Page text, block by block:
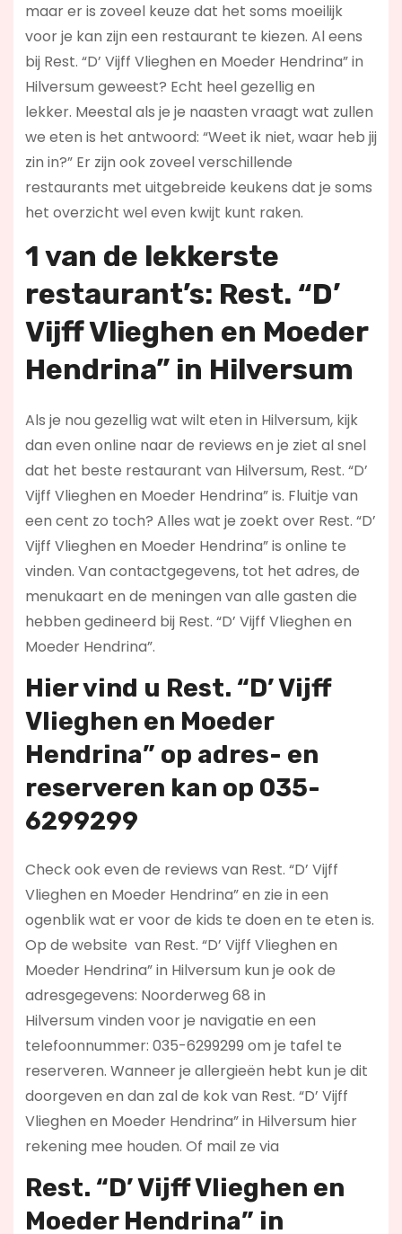
maar er is zoveel keuze dat het soms moeilijk
voor je kan zijn een restaurant te kiezen. Al eens
bij Rest. “D’ Vijff Vlieghen en Moeder Hendrina” in
Hilversum geweest? Echt heel gezellig en
lekker. Meestal als je je naasten vraagt wat zullen
we eten is het antwoord: “Weet ik niet, waar heb jij
zin in?” Er zijn ook zoveel verschillende
restaurants met uitgebreide keukens dat je soms
het overzicht wel even kwijt kunt raken.
1 van de lekkerste
restaurant’s: Rest. “D’
Vijff Vlieghen en Moeder
Hendrina” in Hilversum
Als je nou gezellig wat wilt eten in Hilversum, kijk
dan even online naar de reviews en je ziet al snel
dat het beste restaurant van Hilversum, Rest. “D’
Vijff Vlieghen en Moeder Hendrina” is. Fluitje van
een cent zo toch? Alles wat je zoekt over Rest. “D’
Vijff Vlieghen en Moeder Hendrina” is online te
vinden. Van contactgegevens, tot het adres, de
menukaart en de meningen van alle gasten die
hebben gedineerd bij Rest. “D’ Vijff Vlieghen en
Moeder Hendrina”.
Hier vind u Rest. “D’ Vijff
Vlieghen en Moeder
Hendrina” op adres- en
reserveren kan op 035-
6299299
Check ook even de reviews van Rest. “D’ Vijff
Vlieghen en Moeder Hendrina” en zie in een
ogenblik wat er voor de kids te doen en te eten is.
Op de website van Rest. “D’ Vijff Vlieghen en
Moeder Hendrina” in Hilversum kun je ook de
adresgegevens: Noorderweg 68 in
Hilversum vinden voor je navigatie en een
telefoonnummer: 035-6299299 om je tafel te
reserveren. Wanneer je allergieën hebt kun je dit
doorgeven en dan zal de kok van Rest. “D’ Vijff
Vlieghen en Moeder Hendrina” in Hilversum hier
rekening mee houden. Of mail ze via
Rest. “D’ Vijff Vlieghen en
Moeder Hendrina” in